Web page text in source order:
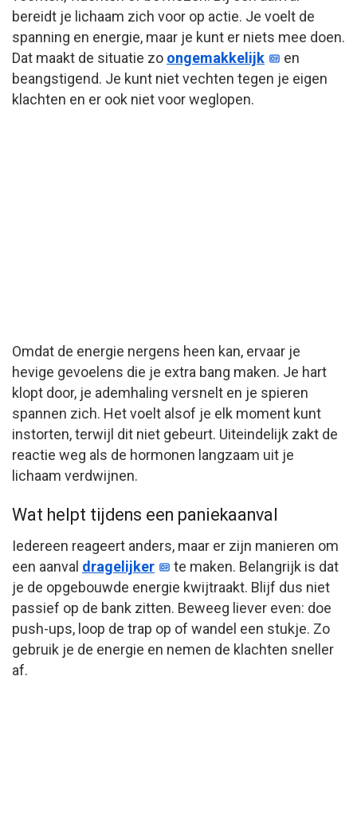
bereidt je lichaam zich voor op actie. Je voelt de
spanning en energie, maar je kunt er niets mee doen.
Dat maakt de situatie zo ongemakkelijk
en
beangstigend. Je kunt niet vechten tegen je eigen
klachten en er ook niet voor weglopen.
Omdat de energie nergens heen kan, ervaar je
hevige gevoelens die je extra bang maken. Je hart
klopt door, je ademhaling versnelt en je spieren
spannen zich. Het voelt alsof je elk moment kunt
instorten, terwijl dit niet gebeurt. Uiteindelijk zakt de
reactie weg als de hormonen langzaam uit je
lichaam verdwijnen.
Wat helpt tijdens een paniekaanval
Iedereen reageert anders, maar er zijn manieren om
een aanval dragelijker
te maken. Belangrijk is dat
je de opgebouwde energie kwijtraakt. Blijf dus niet
passief op de bank zitten. Beweeg liever even: doe
push-ups, loop de trap op of wandel een stukje. Zo
gebruik je de energie en nemen de klachten sneller
af.